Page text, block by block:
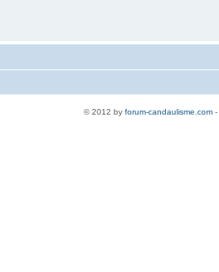
© 2012 by forum-candaulisme.com -